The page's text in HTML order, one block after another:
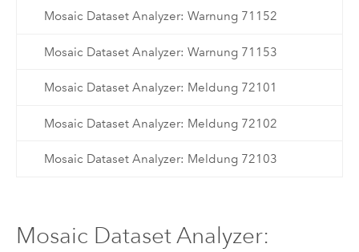
Mosaic Dataset Analyzer: Warnung 71152
Mosaic Dataset Analyzer: Warnung 71153
Mosaic Dataset Analyzer: Meldung 72101
Mosaic Dataset Analyzer: Meldung 72102
Mosaic Dataset Analyzer: Meldung 72103
Mosaic Dataset Analyzer: